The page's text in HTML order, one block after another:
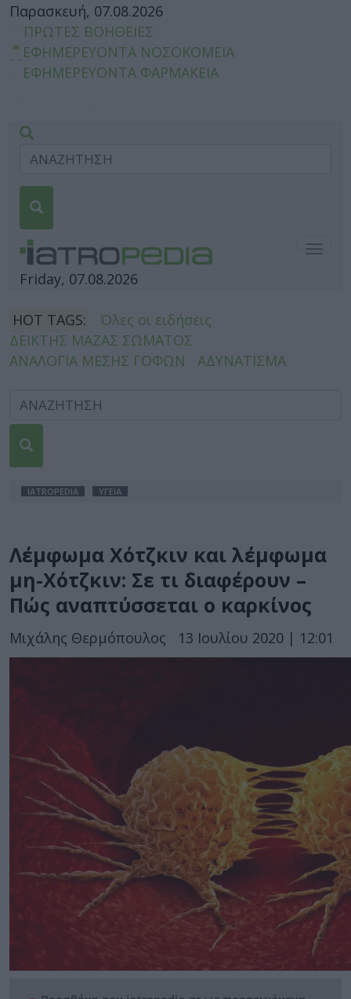
Παρασκευή, 07.08.2026
ΠΡΩΤΕΣ ΒΟΗΘΕΙΕΣ
ΕΦΗΜΕΡΕΥΟΝΤΑ ΝΟΣΟΚΟΜΕΙΑ
ΕΦΗΜΕΡΕΥΟΝΤΑ ΦΑΡΜΑΚΕΙΑ
Friday, 07.08.2026
HOT TAGS:
Όλες οι ειδήσεις
ΔΕΙΚΤΗΣ ΜΑΖΑΣ ΣΩΜΑΤΟΣ
ΑΝΑΛΟΓΙΑ ΜΕΣΗΣ ΓΟΦΩΝ
ΑΔΥΝΑΤΙΣΜΑ
IATROPEDIA ΥΓΕΙΑ
Λέμφωμα Χότζκιν και λέμφωμα
μη-Χότζκιν: Σε τι διαφέρουν –
Πώς αναπτύσσεται ο καρκίνος
Μιχάλης Θερμόπουλος 13 Ιουλίου 2020 | 12:01